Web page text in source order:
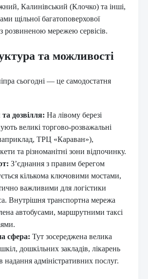
Калинівський (Клочко) та інші,
щільної багатоповерхової
розвиненою мережею сервісів.
та можливості
сьогодні — це самодостатня
дозвілля: На лівому березі
великі торгово-розважальні
ТРЦ «Караван»),
та різноманітні зони відпочинку.
З’єднання з правим берегом
кількома ключовими мостами,
важливими для логістики
Внутрішня транспортна мережа
автобусами, маршрутними таксі
сфера: Тут зосереджена велика
шкіл, дошкільних закладів, лікарень
надання адміністративних послуг.